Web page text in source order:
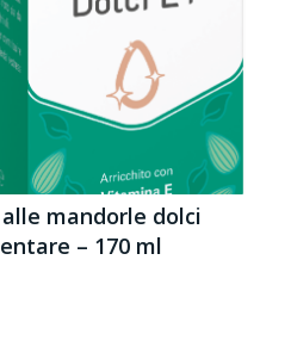
mandorle dolci
– 170 ml